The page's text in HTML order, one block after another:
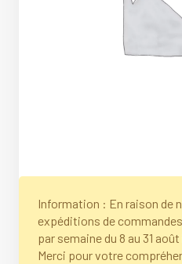
Information : En raison de
expéditions de
par semaine du 8 au 31
Merci pour votre